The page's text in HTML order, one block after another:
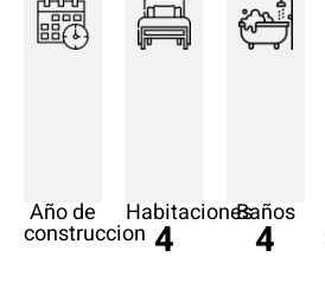
Año de
construccion
Habitaciones
4
Baños
4